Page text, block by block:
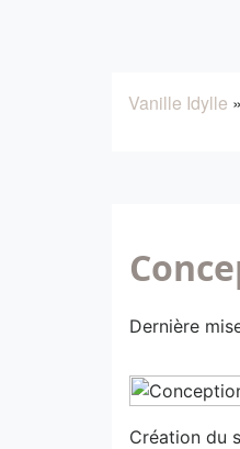
Vanille Idylle »
Dernière
Création du